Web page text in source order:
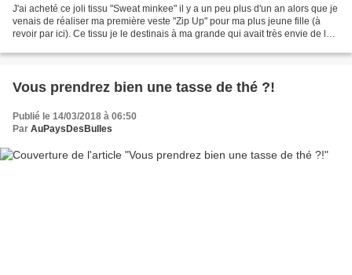
J'ai acheté ce joli tissu "Sweat minkee" il y a un peu plus d'un an alors que je
venais de réaliser ma première veste "Zip Up" pour ma plus jeune fille (à
revoir par ici). Ce tissu je le destinais à ma grande qui avait très envie de la
Vous prendrez bien une tasse de thé ?!
Publié le 14/03/2018 à 06:50
Par AuPaysDesBulles